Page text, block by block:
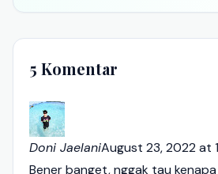
5 Komentar
Doni JaelaniAugust 23, 2022 at
Bener banget, nggak tau